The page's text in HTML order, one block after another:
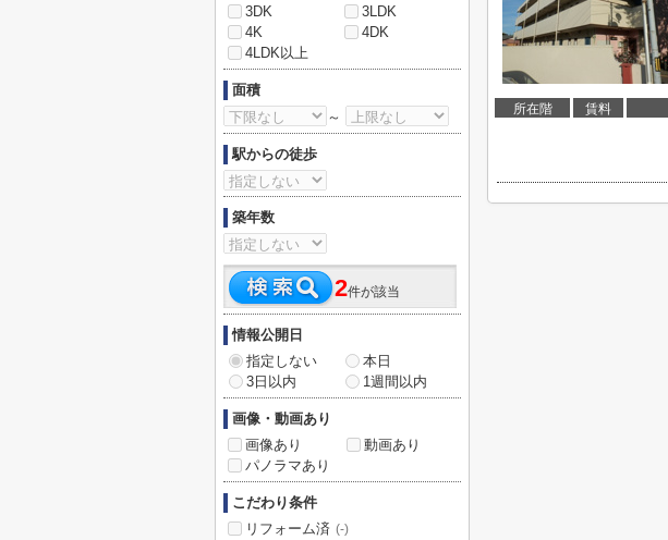
所在階 賃料
3DK
3LDK
4K
4DK
4LDK以上
面積
～
駅からの徒歩
築年数
2件が該当
情報公開日
指定しない
本日
3日以内
1週間以内
画像・動画あり
画像あり
動画あり
パノラマあり
こだわり条件
リフォーム済 (-)